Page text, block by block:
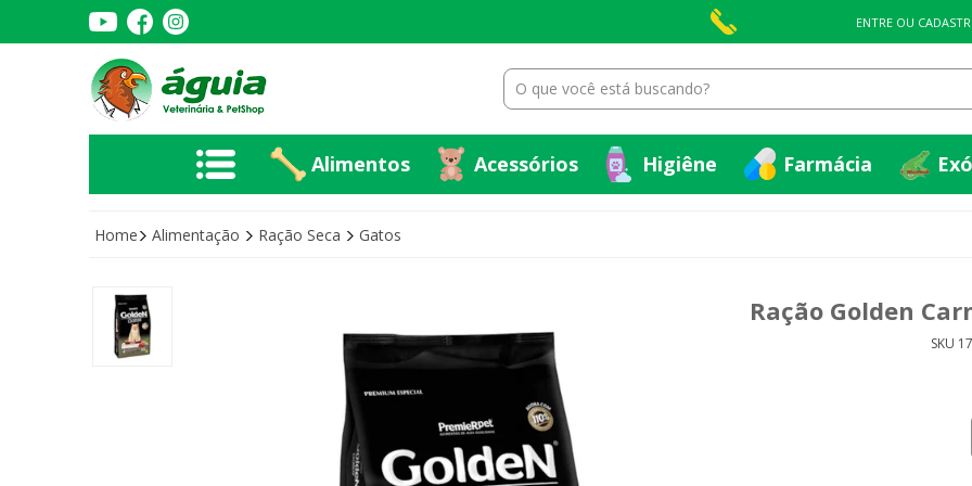
ENTRE OU
Alimentos Acessórios Higiêne Farmácia
Higiêne Farmácia
Home Alimentação Ração Seca Gatos
Ração Golden
SKU